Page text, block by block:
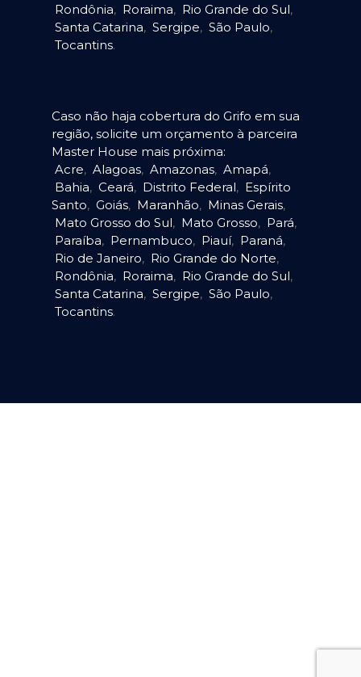
Rondônia, Roraima, Rio Grande do Sul,
Santa Catarina, Sergipe, São Paulo,
Tocantins.
Caso não haja cobertura do Grifo em sua
região, solicite um orçamento à parceira
Master House mais próxima:
Acre, Alagoas, Amazonas, Amapá,
Bahia, Ceará, Distrito Federal, Espírito
Santo, Goiás, Maranhão, Minas Gerais,
Mato Grosso do Sul, Mato Grosso, Pará,
Paraíba, Pernambuco, Piauí, Paraná,
Rio de Janeiro, Rio Grande do Norte,
Rondônia, Roraima, Rio Grande do Sul,
Santa Catarina, Sergipe, São Paulo,
Tocantins.